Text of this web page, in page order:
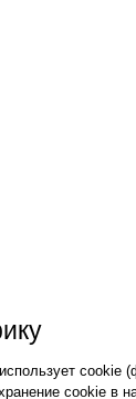
cookie в